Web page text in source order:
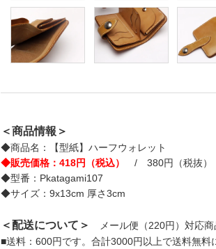
＜商品情報＞
◆商品名：【型紙】ハーフウォレット
◆販売価格：418円（税込）
/ 380円（税抜）
◆型番：Pkatagami107
◆サイズ：9x13cm 厚さ3cm
＜配送について＞
メール便（220円）対応商
■送料：600円です。合計3000円以上で送料無料